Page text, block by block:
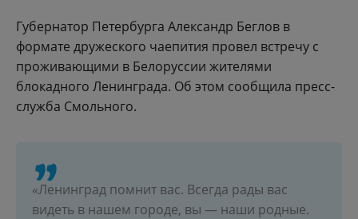
Губернатор Петербурга Александр Беглов в
формате дружеского чаепития провел встречу с
проживающими в Белоруссии жителями
блокадного Ленинграда. Об этом сообщила пресс-
служба Смольного.
«Ленинград помнит вас. Всегда рады вас
видеть в нашем городе, вы — наши родные.